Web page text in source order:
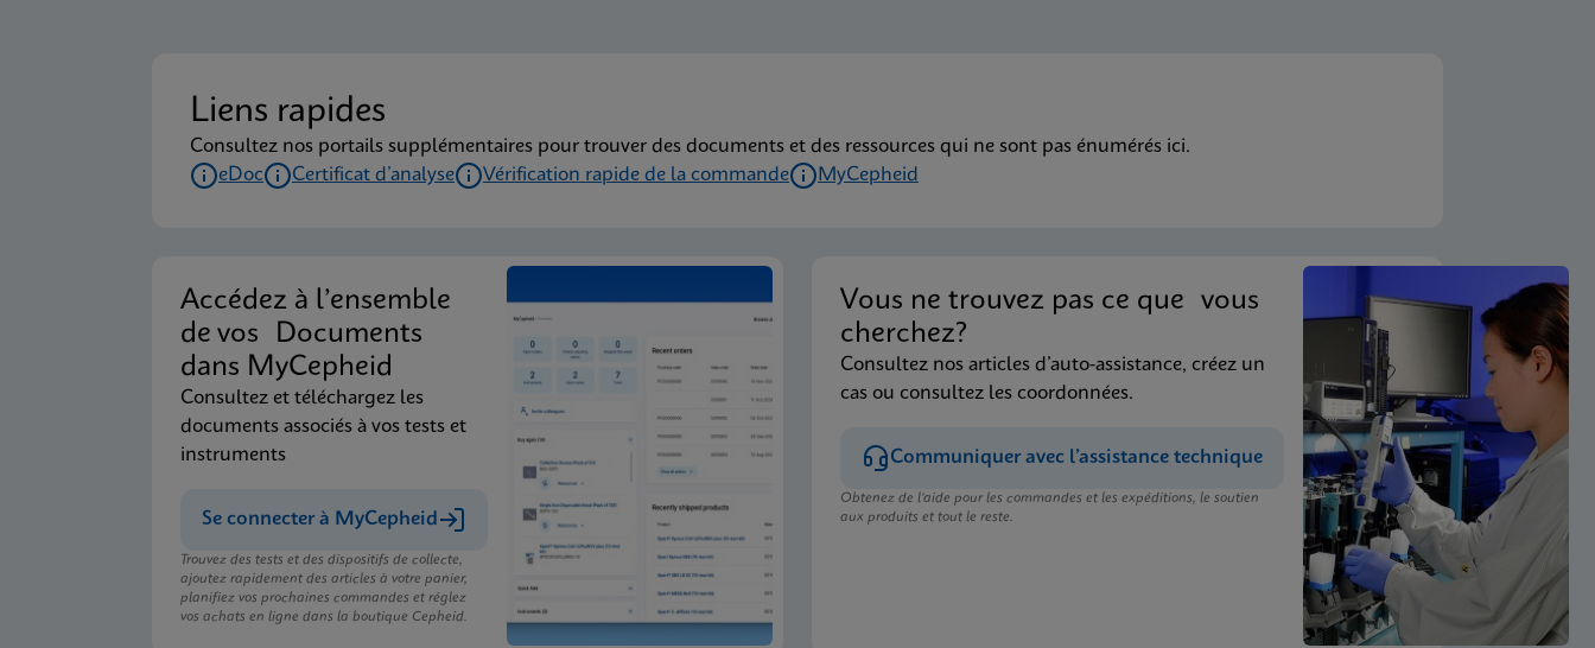
Liens rapides
Consultez nos portails supplémentaires pour trouver des documents et des ressources qui ne sont pas énumérés ici.
eDoc
Certificat d’analyse Vérification rapide de la commande MyCepheid
Accédez à l’ensemble
de vos Documents
dans MyCepheid
Consultez et téléchargez les
documents associés à vos tests et
instruments
Se connecter à MyCepheid
Trouvez des tests et des dispositifs de collecte,
ajoutez rapidement des articles à votre panier,
planifiez vos prochaines commandes et réglez
vos achats en ligne dans la boutique Cepheid.
Vous ne trouvez pas ce que vous
cherchez?
Consultez nos articles d’auto-assistance, créez un
cas ou consultez les coordonnées.
Communiquer avec l’assistance technique
Obtenez de l’aide pour les commandes et les expéditions, le soutien
aux produits et tout le reste.